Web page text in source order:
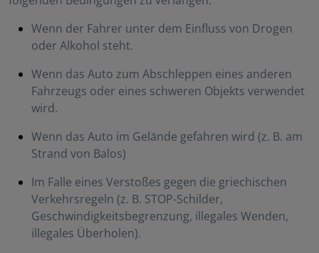
Wenn der Fahrer unter dem Einfluss von Drogen
oder Alkohol steht.
Wenn das Auto zum Abschleppen eines anderen
Fahrzeugs oder eines schweren Objekts verwendet
wird.
Wenn das Auto im Gelände gefahren wird (z. B. am
Strand von Balos)
Im Falle eines Verstoßes gegen die griechischen
Verkehrsregeln (z. B. STOP-Schilder,
Geschwindigkeitsbegrenzung, illegales Wenden,
illegales Überholen).